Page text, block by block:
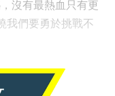
沒有最熱血只有更
我們要勇於挑戰不